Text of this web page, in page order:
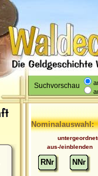
Suchvorschau
Nominalauswahl:
aus-/einblenden
RNr NNr